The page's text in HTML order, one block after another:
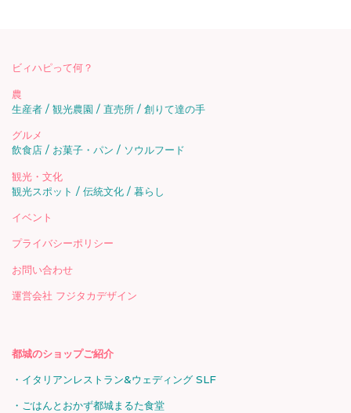
ビィハピって何？
農
生産者
観光農園 直売所 創りて達の手
グルメ
飲食店
お菓子・パン ソウルフード
観光・文化
観光スポット
伝統文化 暮らし
イベント
プライバシーポリシー
お問い合わせ
運営会社 フジタカデザイン
都城のショップご紹介
イタリアンレストラン&ウェディング SLF
ごはんとおかず都城まるた食堂